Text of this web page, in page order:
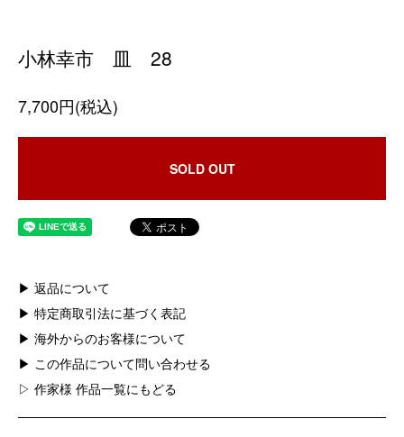
小林幸市 皿 28
7,700円(税込)
SOLD OUT
▶ 返品について
▶ 特定商取引法に基づく表記
▶ 海外からのお客様について
▶ この作品について問い合わせる
▷ 作家様 作品一覧にもどる